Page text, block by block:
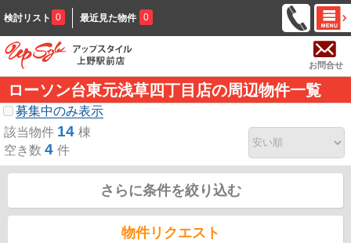
検討リスト 0 最近見た物件 0
お問合せ
ローソン台東元浅草四丁目店の周辺物件一覧
募集中のみ表示
該当物件 14 棟
空き数 4 件
さらに条件を絞り込む
物件リクエスト